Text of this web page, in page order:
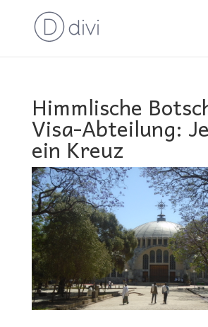
Himmlische
Visa-Abteilung:
ein Kreuz